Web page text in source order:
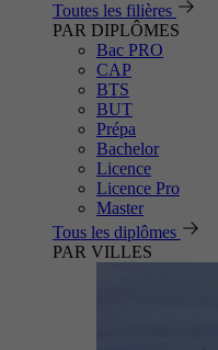
Toutes les filières
PAR DIPLÔMES
Bac PRO
CAP
BTS
BUT
Prépa
Bachelor
Licence
Licence Pro
Master
Tous les diplômes
PAR VILLES